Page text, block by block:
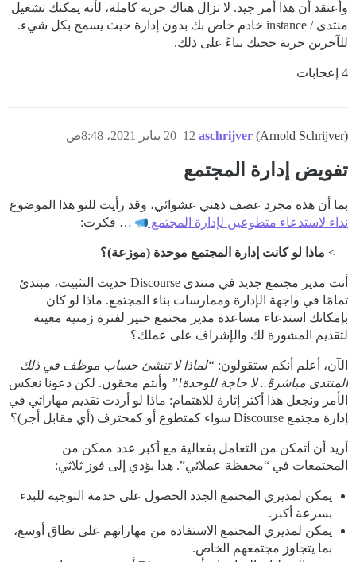
وأعتقد أن هذا أمر جيد. لا تزال هناك حرية كاملة، لأنه يمكنك تشغيل
منتدى / instance خادم خاص بك بدون إدارة حيث يسمح بكل شيء.
للآخرين حرية حجبك بناءً على ذلك.
4 إعجابات
aschrijver (Arnold Schrijver) 20 يناير 2021، 8:48ص 12
تفويض إدارة المجتمع
بما أن هذه مجرد عصف ذهني عشوائي، وقد رأيت للتو هذا الموضوع
نداء لاستدعاء متطوعين لإدارة المجتمع
… فكرت:
—> ماذا لو كانت إدارة المجتمع موحدة (موزعة)؟
أنت مدير مجتمع جديد في منتدى Discourse حديث التثبيت، مبتدئ
تمامًا في واجهة الإدارة وممارسات بناء المجتمع. ماذا لو كان
بإمكانك استدعاء مساعدة مدير مجتمع خبير لفترة زمنية معينة
لتقديم المشورة لك والإشراف على عملك؟
الآن، أعلم أنكم ستقولون: “لماذا لا تنشئ حساب موظف في ذلك
المنتدى مباشرةً.. لا حاجة للوحدة!” وأنتم محقون. لكن دعونا نعكس
الأمر ونجعل هذا أكثر إثارة للاهتمام: ماذا لو أردت تقديم مهاراتي في
إدارة مجتمع Discourse سواء كمتطوع أو كمحترف (أي مقابل أجر)؟
أريد أن أتمكن من التعامل بفعالية مع أكبر عدد ممكن من
المجتمعات في “محفظة عملائي”. هذا يؤدي إلى فوز ثلاثي:
يمكن لمديري المجتمع الجدد الحصول على خدمة التوجيه للبدء
بسرعة أكبر.
يمكن لمديري المجتمع الاستفادة من مهاراتهم على نطاق أوسع،
بما يتجاوز مجتمعهم الخاص.